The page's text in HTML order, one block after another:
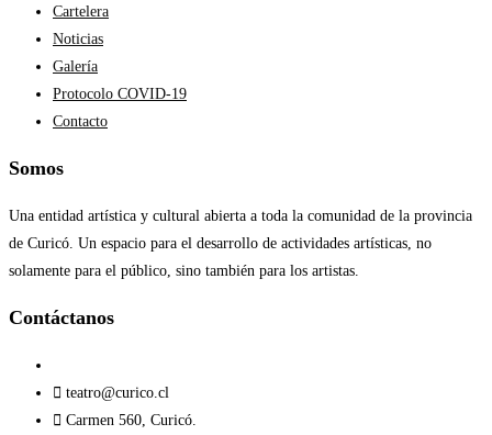
Cartelera
Noticias
Galería
Protocolo COVID-19
Contacto
Somos
Una entidad artística y cultural abierta a toda la comunidad de la provincia
de Curicó. Un espacio para el desarrollo de actividades artísticas, no
solamente para el público, sino también para los artistas.
Contáctanos​
teatro@curico.cl
Carmen 560, Curicó.